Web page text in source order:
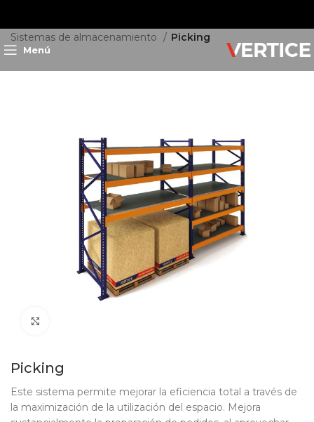
Menú
Sistemas de almacenamiento
Picking
Picking
Este sistema permite mejorar la eficiencia total a través de
la maximización de la utilización del espacio. Mejora